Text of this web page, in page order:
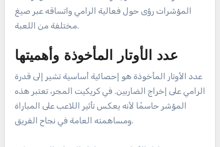
ما هي الإحصائيات الأساسية
للرمي للاعبين المجريين؟
تشمل الإحصائيات الأساسية للرمي للاعبي الكريكيت
ومعدلات الضرب، ومعدلات الاقتصاد. توفر هذه
المؤشرات رؤى حول فعالية الرامي واتساقه عبر صيغ
مختلفة من اللعبة.